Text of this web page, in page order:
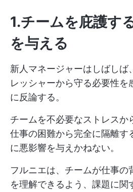
1.チームを庇護す
を与える
新人マネージャーはしばしば
レッシャーから守る必要性を
に反論する。
チームを不必要なストレスか
仕事の困難から完全に隔離す
に悪影響を与えかねない。
フルニエは、チームが仕事の
を理解できるよう、課題に関